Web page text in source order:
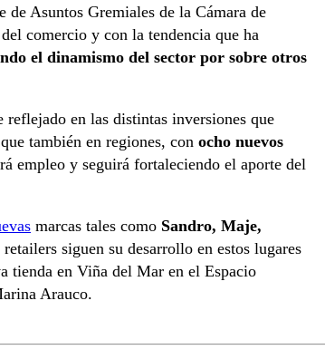
de Asuntos Gremiales de la Cámara de
comercio y con la tendencia que ha
el dinamismo del sector por sobre otros
en las distintas inversiones que
también en regiones, con ocho nuevos
empleo y seguirá fortaleciendo el aporte del
marcas tales como Sandro, Maje,
siguen su desarrollo en estos lugares
tienda en Viña del Mar en el Espacio
Arauco.